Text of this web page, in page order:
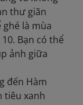
thư giãn
là mùa
Bạn có thể
ảnh giữa
đến Hàm
tiêu xanh